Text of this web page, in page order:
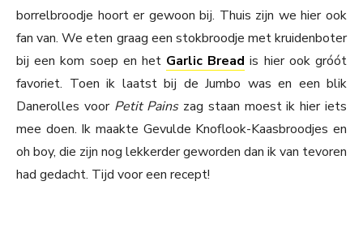
borrelbroodje hoort er gewoon bij. Thuis zijn we hier ook
fan van. We eten graag een stokbroodje met kruidenboter
bij een kom soep en het Garlic Bread is hier ook gróót
favoriet. Toen ik laatst bij de Jumbo was en een blik
Danerolles voor Petit Pains zag staan moest ik hier iets
mee doen. Ik maakte Gevulde Knoflook-Kaasbroodjes en
oh boy, die zijn nog lekkerder geworden dan ik van tevoren
had gedacht. Tijd voor een recept!